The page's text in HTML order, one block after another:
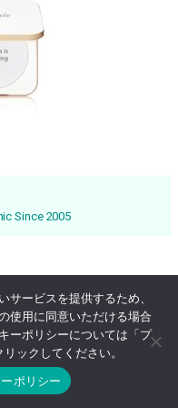
03-3569-1233
Since 2005
サービスを提供するため、
使用に同意いただける場合
ーポリシーについては「プ
ックしてください。
ポリシー